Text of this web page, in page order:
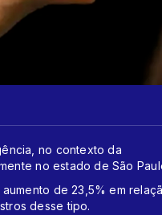
no contexto da
no estado de São
de 23,5% em
desse tipo.